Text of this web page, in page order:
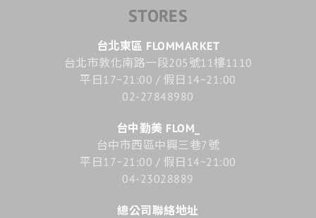
STORES
台北東區 FLOMMARKET
台北市敦化南路一段205號11樓1110
平日17~21:00 / 假日14~21:00
02-27848980
台中勤美 FLOM_
台中市西區中興三巷7號
平日17~21:00 / 假日14~21:00
04-23028889
總公司聯絡地址